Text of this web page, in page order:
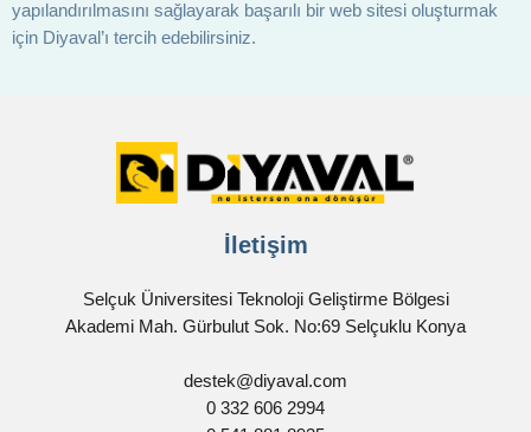
yapılandırılmasını sağlayarak başarılı bir web sitesi oluşturmak
için Diyaval’ı tercih edebilirsiniz.
İletişim
Selçuk Üniversitesi Teknoloji Geliştirme Bölgesi
Akademi Mah. Gürbulut Sok. No:69 Selçuklu Konya
destek@diyaval.com
0 332 606 2994